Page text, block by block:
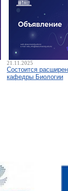
21.11.2025
Состоится
кафедры Биологии